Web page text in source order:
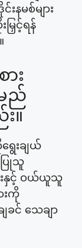
နမစ်များ
ြှင့်ရန်
း
ည်
။
ေးချယ်
ြုသူ
ားနှင့် ဝယ်ယူသူ
းကို
ခင် သေချာ